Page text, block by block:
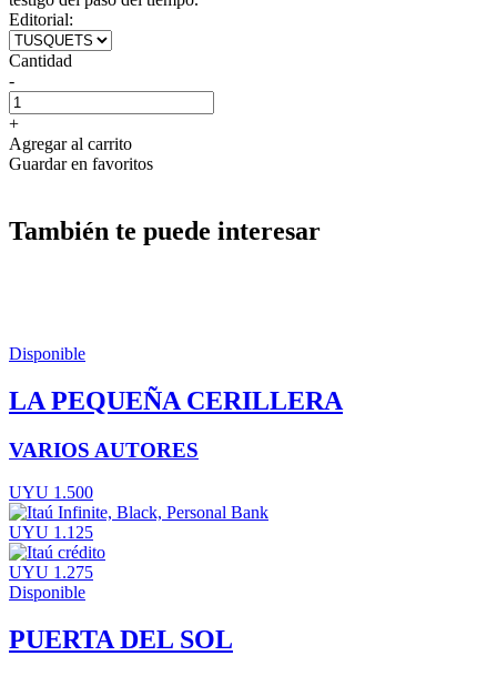
Editorial:
Cantidad
-
+
Agregar al carrito
Guardar en favoritos
También te puede interesar
Disponible
LA PEQUEÑA CERILLERA
VARIOS AUTORES
UYU 1.500
UYU 1.125
UYU 1.275
Disponible
PUERTA DEL SOL